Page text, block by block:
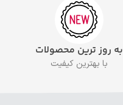
به روز ترین محصولات
با بهترین کیفیت